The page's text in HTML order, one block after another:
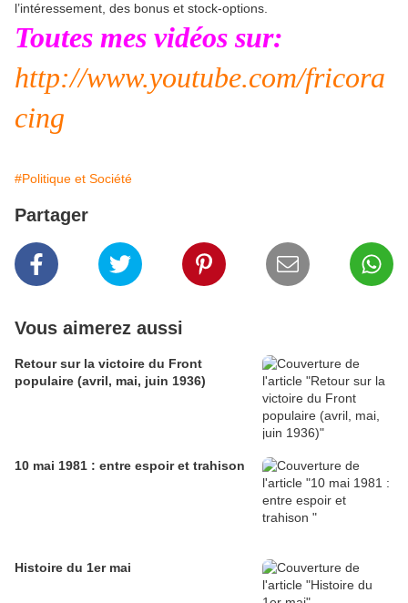
l’intéressement, des bonus et stock-options.
Toutes mes vidéos sur:
http://www.youtube.com/fricora
cing
#Politique et Société
Partager
Vous aimerez aussi
Retour sur la victoire du Front
populaire (avril, mai, juin 1936)
10 mai 1981 : entre espoir et trahison
Histoire du 1er mai